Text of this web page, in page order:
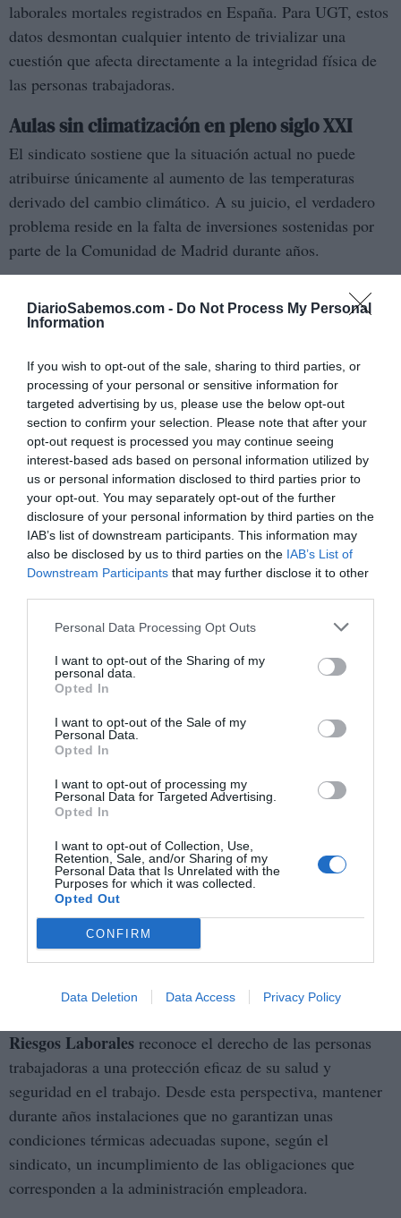
DiarioSabemos.com - Do Not Process My Personal
Information
If you wish to opt-out of the sale, sharing to third parties, or
processing of your personal or sensitive information for
targeted advertising by us, please use the below opt-out
section to confirm your selection. Please note that after your
opt-out request is processed you may continue seeing
interest-based ads based on personal information utilized by
us or personal information disclosed to third parties prior to
your opt-out. You may separately opt-out of the further
disclosure of your personal information by third parties on the
IAB’s list of downstream participants. This information may
also be disclosed by us to third parties on the IAB’s List of
Downstream Participants that may further disclose it to other
Personal Data Processing Opt Outs
I want to opt-out of the Sharing of my
personal data.
Opted In
I want to opt-out of the Sale of my
Personal Data.
Opted In
I want to opt-out of processing my
Personal Data for Targeted Advertising.
Opted In
I want to opt-out of Collection, Use,
Retention, Sale, and/or Sharing of my
Personal Data that Is Unrelated with the
Purposes for which it was collected.
Opted Out
CONFIRM
Data Deletion Data Access Privacy Policy
laborales mortales registrados en España. Para UGT, estos
datos desmontan cualquier intento de trivializar una
cuestión que afecta directamente a la integridad física de
las personas trabajadoras.
Aulas sin climatización en pleno siglo XXI
El sindicato sostiene que la situación actual no puede
atribuirse únicamente al aumento de las temperaturas
derivado del cambio climático. A su juicio, el verdadero
problema reside en la falta de inversiones sostenidas por
parte de la Comunidad de Madrid durante años.
Según denuncia UGT Servicios Públicos Madrid, una
parte muy importante de los colegios e institutos públicos
de climatización capaces de garantizar unas condiciones
de trabajo y aprendizaje aceptables durante los meses más
calurosos del año.
La organización asegura que esta realidad es conocida de
primera mano gracias a la actividad que desarrolla en los
centros educativos y a las numerosas quejas trasladadas
por trabajadores y trabajadoras. En muchos edificios, las
temperaturas alcanzan niveles incompatibles con el
desarrollo normal de la actividad docente, especialmente
durante las últimas semanas del curso.
Para el sindicato, los anuncios realizados por el Gobierno
regional sobre inversiones puntuales no responden a la
magnitud del problema. Consideran que se trata de
actuaciones insuficientes que no pueden ocultar años de
falta de planificación y mantenimiento.
La crítica sindical se centra especialmente en la ausencia
de una estrategia integral que permita adaptar los centros
considerarse excepcional. Las olas de calor son cada vez
más frecuentes, más intensas y más prolongadas, lo que
obliga a replantear las infraestructuras educativas desde
una perspectiva de salud pública y prevención de riesgos
laborales.
Una cuestión de derechos
Riesgos Laborales reconoce el derecho de las personas
trabajadoras a una protección eficaz de su salud y
seguridad en el trabajo. Desde esta perspectiva, mantener
durante años instalaciones que no garantizan unas
condiciones térmicas adecuadas supone, según el
sindicato, un incumplimiento de las obligaciones que
corresponden a la administración empleadora.